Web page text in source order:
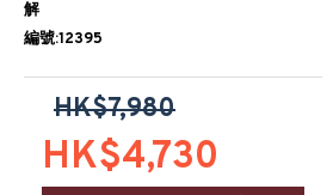
解
編號:12395
HK$4,730
HK$7,980